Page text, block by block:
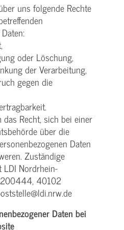
uns folgende Rechte
oder Löschung,
der Verarbeitung,
gegen die
Recht, sich bei einer
über die
Daten
Zuständige
Nordrhein-
200444, 40102
Daten bei